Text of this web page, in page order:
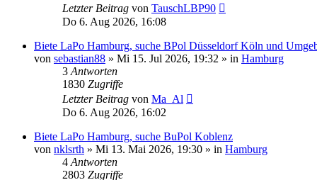
Letzter Beitrag von TauschLBP90
Do 6. Aug 2026, 16:08
Biete LaPo Hamburg, suche BPol Düsseldorf Köln und
von sebastian88 » Mi 15. Jul 2026, 19:32 » in Hamburg
3 Antworten
1830 Zugriffe
Letzter Beitrag von Ma_Al
Do 6. Aug 2026, 16:02
Biete LaPo Hamburg, suche BuPol Koblenz
von nklsrth » Mi 13. Mai 2026, 19:30 » in Hamburg
4 Antworten
2803 Zugriffe